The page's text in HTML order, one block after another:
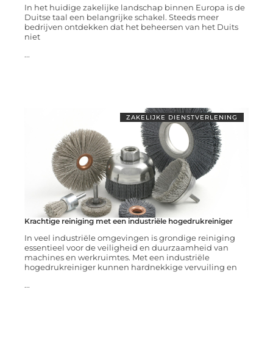
In het huidige zakelijke landschap binnen Europa is de
Duitse taal een belangrijke schakel. Steeds meer
bedrijven ontdekken dat het beheersen van het Duits
niet
...
ZAKELIJKE DIENSTVERLENING
Krachtige reiniging met een industriële hogedrukreiniger
In veel industriële omgevingen is grondige reiniging
essentieel voor de veiligheid en duurzaamheid van
machines en werkruimtes. Met een industriële
hogedrukreiniger kunnen hardnekkige vervuiling en
...